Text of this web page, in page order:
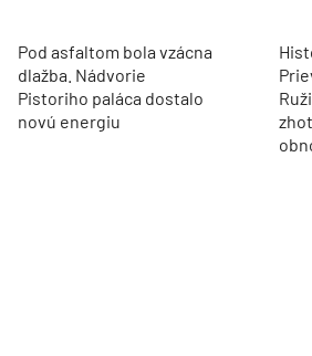
Pod asfaltom bola vzácna
dlažba. Nádvorie
Pistoriho paláca dostalo
novú energiu